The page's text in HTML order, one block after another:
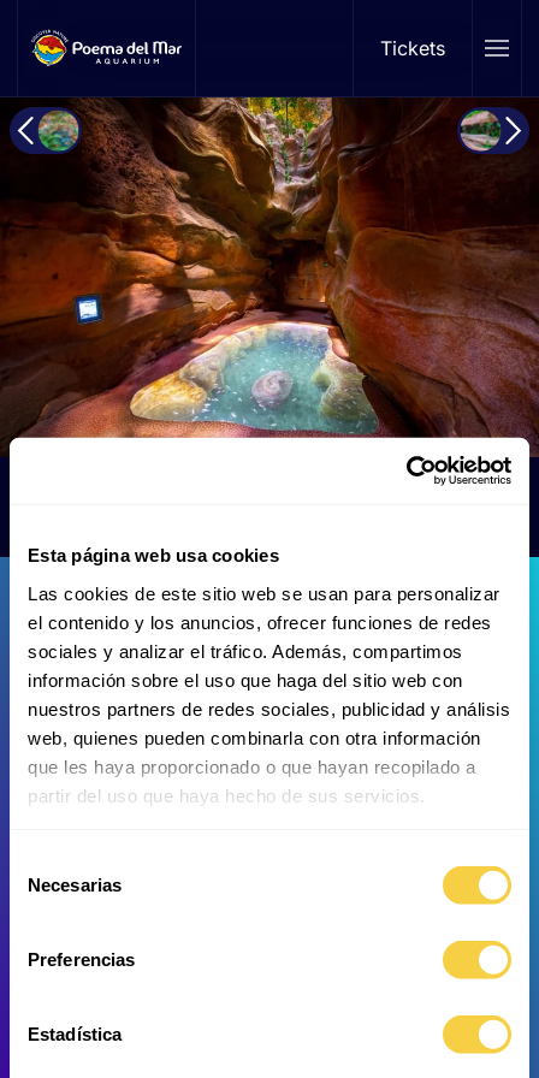
Esta página web usa cookies
Las cookies de este sitio web se usan para personalizar
el contenido y los anuncios, ofrecer funciones de redes
sociales y analizar el tráfico. Además, compartimos
información sobre el uso que haga del sitio web con
nuestros partners de redes sociales, publicidad y análisis
web, quienes pueden combinarla con otra información
que les haya proporcionado o que hayan recopilado a
partir del uso que haya hecho de sus servicios.
Necesarias
Preferencias
Estadística
Skip to main content Tickets
Blindfisch Blindfisch